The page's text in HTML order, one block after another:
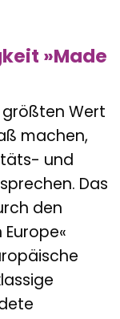
»Made
größten Wert
machen,
und
Das
den